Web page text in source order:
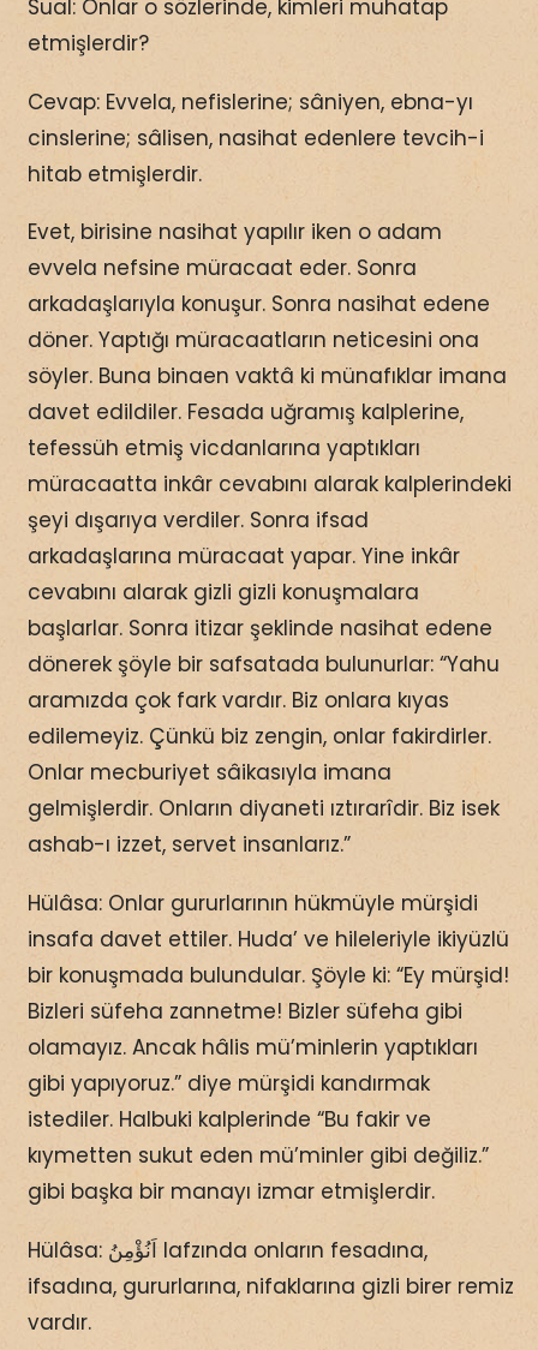
Sual: Onlar o sözlerinde, kimleri muhatap
etmişlerdir?
Cevap: Evvela, nefislerine; sâniyen, ebna-yı
cinslerine; sâlisen, nasihat edenlere tevcih-i
hitab etmişlerdir.
Evet, birisine nasihat yapılır iken o adam
evvela nefsine müracaat eder. Sonra
arkadaşlarıyla konuşur. Sonra nasihat edene
döner. Yaptığı müracaatların neticesini ona
söyler. Buna binaen vaktâ ki münafıklar imana
davet edildiler. Fesada uğramış kalplerine,
tefessüh etmiş vicdanlarına yaptıkları
müracaatta inkâr cevabını alarak kalplerindeki
şeyi dışarıya verdiler. Sonra ifsad
arkadaşlarına müracaat yapar. Yine inkâr
cevabını alarak gizli gizli konuşmalara
başlarlar. Sonra itizar şeklinde nasihat edene
dönerek şöyle bir safsatada bulunurlar: “Yahu
aramızda çok fark vardır. Biz onlara kıyas
edilemeyiz. Çünkü biz zengin, onlar fakirdirler.
Onlar mecburiyet sâikasıyla imana
gelmişlerdir. Onların diyaneti ıztırarîdir. Biz isek
ashab-ı izzet, servet insanlarız.”
Hülâsa: Onlar gururlarının hükmüyle mürşidi
insafa davet ettiler. Huda’ ve hileleriyle ikiyüzlü
bir konuşmada bulundular. Şöyle ki: “Ey mürşid!
Bizleri süfeha zannetme! Bizler süfeha gibi
olamayız. Ancak hâlis mü’minlerin yaptıkları
gibi yapıyoruz.” diye mürşidi kandırmak
istediler. Halbuki kalplerinde “Bu fakir ve
kıymetten sukut eden mü’minler gibi değiliz.”
gibi başka bir manayı izmar etmişlerdir.
Hülâsa: اَنُؤْمِنُ lafzında onların fesadına,
ifsadına, gururlarına, nifaklarına gizli birer remiz
vardır.